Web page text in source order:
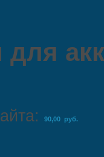
для
90,00 руб.